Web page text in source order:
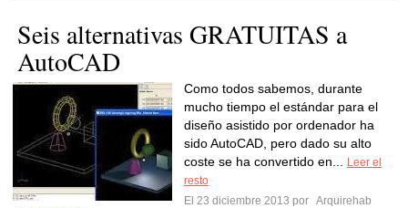
Seis alternativas GRATUITAS a
AutoCAD
Como todos sabemos, durante
mucho tiempo el estándar para el
diseño asistido por ordenador ha
sido AutoCAD, pero dado su alto
coste se ha convertido en...
Leer el
resto
El 23 diciembre 2013 por Arquirehab